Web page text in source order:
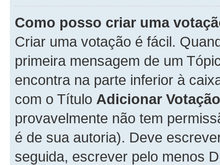
Como posso criar uma
Criar uma votação é fácil.
primeira mensagem de um
encontra na parte inferior à
com o Título Adicionar Votação
provavelmente não tem
é de sua autoria). Deve
seguida, escrever pelo menos